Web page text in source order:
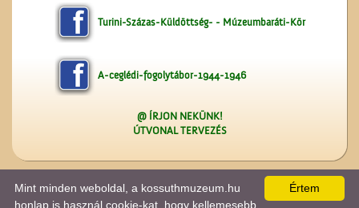
Turini-Százas-Küldöttség- - Múzeumbaráti-Kör
A-ceglédi-fogolytábor-1944-1946
@ ÍRJON NEKÜNK!
ÚTVONAL TERVEZÉS
A lap0.022másodperc alatt készült el. |Copyright 2026 © kossuthmuzeum.hu, design by:
IMPRESSZUM
Értem
Mint minden weboldal, a kossuthmuzeum.hu
honlap is használ cookie-kat, hogy kellemesebb